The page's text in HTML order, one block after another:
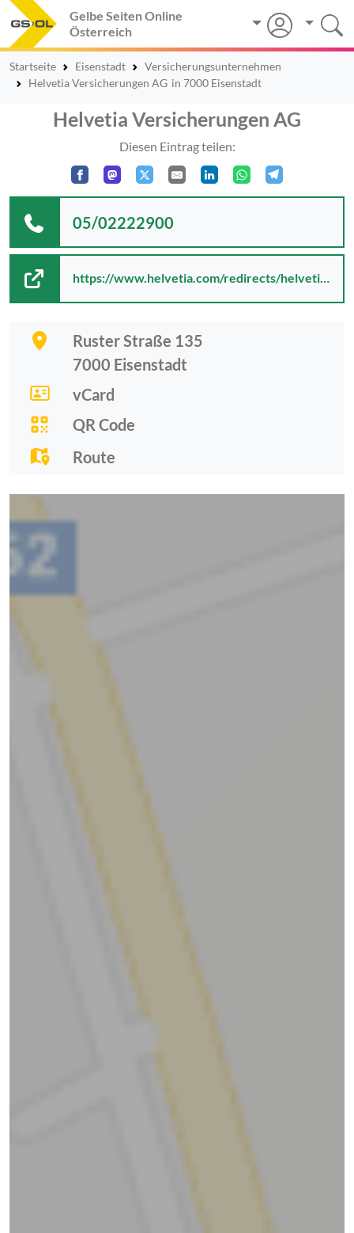
Gelbe Seiten Online
Österreich
Startseite Eisenstadt
Versicherungsunternehmen
Helvetia Versicherungen AG in 7000 Eisenstadt
Helvetia Versicherungen AG
Diesen Eintrag teilen:
Ruster Straße 135
7000 Eisenstadt
vCard
QR Code
Route
05/02222900
https://www.helvetia.com/redirects/helvetia.at/